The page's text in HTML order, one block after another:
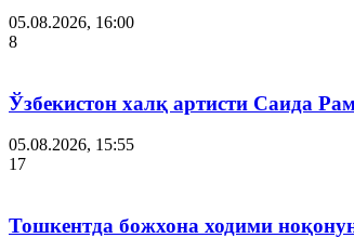
05.08.2026, 16:00
8
Ўзбекистон халқ артисти Саида
05.08.2026, 15:55
17
Тошкентда божхона ходими